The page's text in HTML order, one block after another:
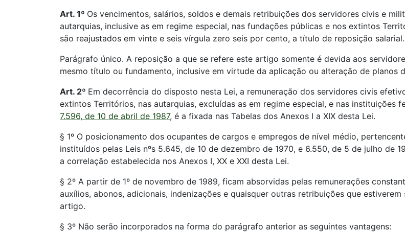
Art. 1º Os vencimentos, salários, soldos e demais retribuições dos servidores civis e
autarquias, inclusive as em regime especial, nas fundações públicas e nos extintos
são reajustados em vinte e seis vírgula zero seis por cento, a título de reposição salarial.
Parágrafo único. A reposição a que se refere este artigo somente é devida aos
mesmo título ou fundamento, inclusive em virtude da aplicação ou alteração de planos
Art. 2º Em decorrência do disposto nesta Lei, a remuneração dos servidores civis
extintos Territórios, nas autarquias, excluídas as em regime especial, e nas instituições
7.596, de 10 de abril de 1987, é a fixada nas Tabelas dos Anexos I a XIX desta Lei.
§ 1º O posicionamento dos ocupantes de cargos e empregos de nível médio,
instituídos pelas Leis nºs 5.645, de 10 de dezembro de 1970, e 6.550, de 5 de julho de
a correlação estabelecida nos Anexos I, XX e XXI desta Lei.
§ 2º A partir de 1º de novembro de 1989, ficam absorvidas pelas remunerações
auxílios, abonos, adicionais, indenizações e quaisquer outras retribuições que
artigo.
§ 3º Não serão incorporados na forma do parágrafo anterior as seguintes vantagens: